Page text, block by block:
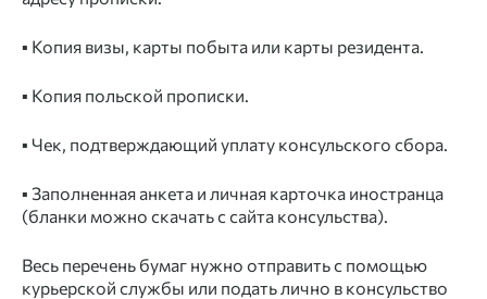
▪️ Копия визы, карты побыта или карты резидента.
▪️ Копия польской прописки.
▪️ Чек, подтверждающий уплату консульского сбора.
▪️ Заполненная анкета и личная карточка иностранца
(бланки можно скачать с сайта консульства).
Весь перечень бумаг нужно отправить с помощью
курьерской службы или подать лично в консульство